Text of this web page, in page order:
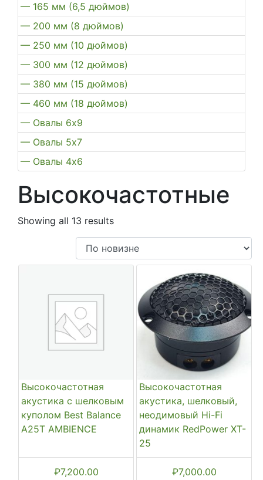
— 165 мм (6,5 дюймов)
— 200 мм (8 дюймов)
— 250 мм (10 дюймов)
— 300 мм (12 дюймов)
— 380 мм (15 дюймов)
— 460 мм (18 дюймов)
— Овалы 6х9
— Овалы 5х7
— Овалы 4х6
Высокочастотные
Showing all 13 results
Высокочастотная
акустика с шелковым
куполом Best Balance
A25T AMBIENCE
₽7,200.00
Высокочастотная
акустика, шелковый,
неодимовый Hi-Fi
динамик RedPower XT-
25
₽7,000.00